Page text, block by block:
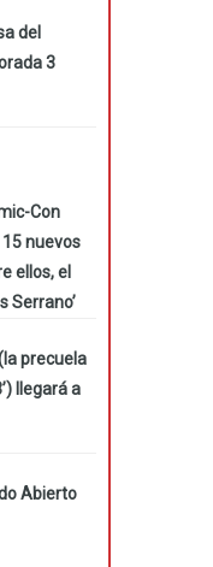
del
3
Con
nuevos
ellos, el
Serrano’
precuela
llegará a
Abierto